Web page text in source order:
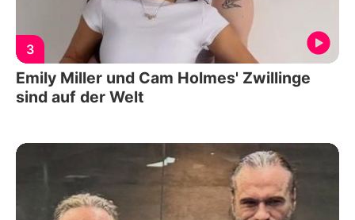
3
Emily Miller und Cam Holmes' Zwillinge
sind auf der Welt